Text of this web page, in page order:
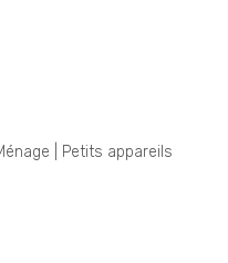
| Petits appareils